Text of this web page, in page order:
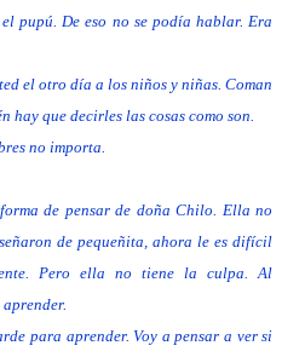
pupú. De eso no se podía hablar. Era
el otro día a los niños y niñas. Coman
hay que decirles las cosas como son.
no importa.
forma de pensar de doña Chilo. Ella no
de pequeñita, ahora le es difícil
Pero ella no tiene la culpa. Al
para aprender. Voy a pensar a ver si